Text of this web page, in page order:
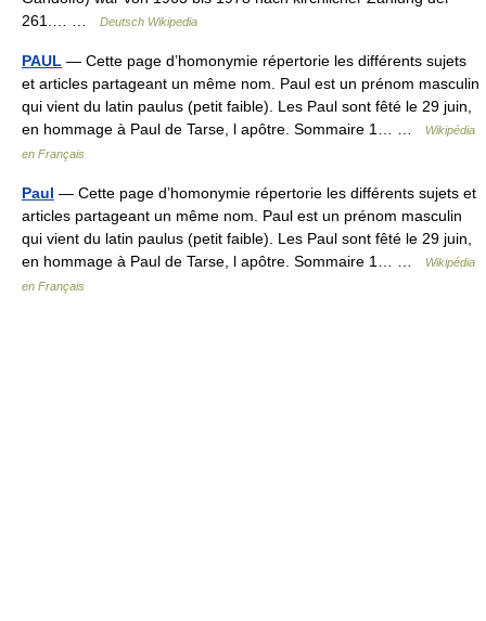
261.… …
Deutsch Wikipedia
PAUL — Cette page d’homonymie répertorie les différents sujets
et articles partageant un même nom. Paul est un prénom masculin
qui vient du latin paulus (petit faible). Les Paul sont fêté le 29 juin,
en hommage à Paul de Tarse, l apôtre. Sommaire 1… …
Wikipédia
en Français
Paul — Cette page d’homonymie répertorie les différents sujets et
articles partageant un même nom. Paul est un prénom masculin
qui vient du latin paulus (petit faible). Les Paul sont fêté le 29 juin,
en hommage à Paul de Tarse, l apôtre. Sommaire 1… …
Wikipédia
en Français